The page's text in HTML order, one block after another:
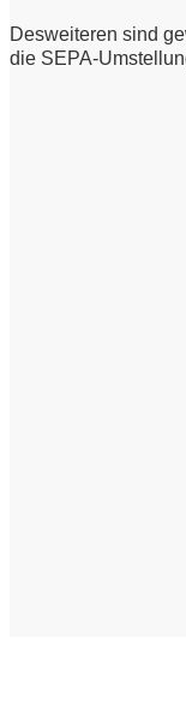
Desweiteren sind
die SEPA-